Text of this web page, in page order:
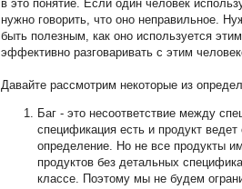
в это понятие. Если один человек
нужно говорить, что оно неправильное.
быть полезным, как оно используется
эффективно разговаривать с этим
Давайте рассмотрим некоторые из
Баг - это несоответствие между
спецификация есть и продукт
определение. Но не все продукты
продуктов без детальных
классе. Поэтому мы не будем